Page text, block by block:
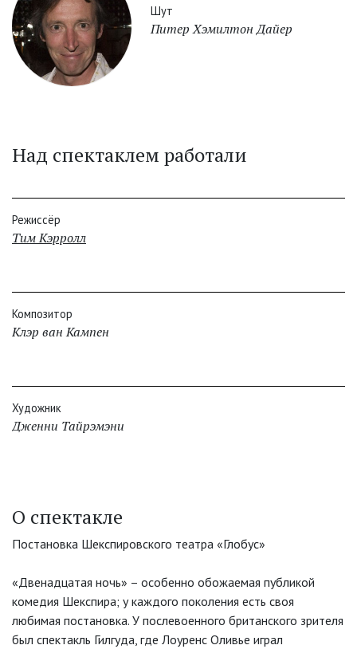
Шут
Питер Хэмилтон Дайер
Над спектаклем работали
Режиссёр
Тим Кэрролл
Композитор
Клэр ван Кампен
Художник
Дженни Тайрэмэни
О спектакле
Постановка Шекспировского театра «Глобус»
«Двенадцатая ночь» – особенно обожаемая публикой
комедия Шекспира; у каждого поколения есть своя
любимая постановка. У послевоенного британского зрителя
был спектакль Гилгуда, где Лоуренс Оливье играл